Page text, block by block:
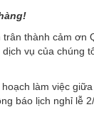
trân thành cảm ơn
vụ của chúng
làm việc
báo lịch nghỉ lễ